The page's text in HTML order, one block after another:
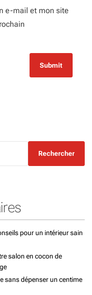
e-mail et mon site
Rechercher
pour un intérieur sain
salon en cocon de
sans dépenser un centime